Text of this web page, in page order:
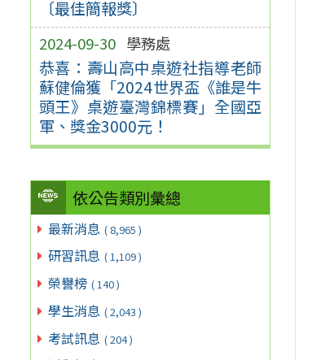
〔最佳簡報獎〕
2024-09-30 學務處
恭喜：壽山高中桌遊社指導老師
蘇健倫獲「2024世界盃《誰是牛
頭王》桌遊臺灣錦標賽」全國亞
軍、獎金3000元！
依公告類別彙總
最新消息 ( 8,965 )
研習訊息 ( 1,109 )
榮譽榜 ( 140 )
學生消息 ( 2,043 )
考試訊息 ( 204 )